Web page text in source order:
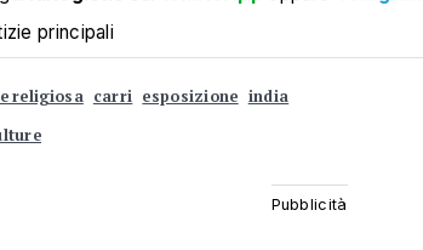
principali
religiosa carri esposizione india